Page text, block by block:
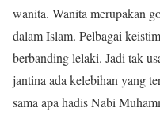
wanita. Wanita merupakan
dalam Islam. Pelbagai
berbanding lelaki. Jadi tak
jantina ada kelebihan yang
sama apa hadis Nabi